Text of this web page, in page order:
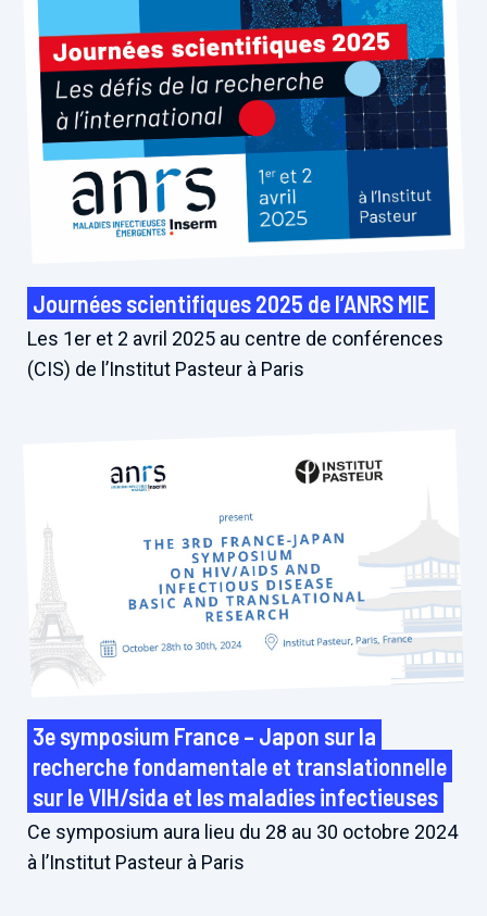
Journées scientifiques 2025 de l’ANRS MIE
Les 1er et 2 avril 2025 au centre de conférences
(CIS) de l’Institut Pasteur à Paris
3e symposium France – Japon sur la
recherche fondamentale et translationnelle
sur le VIH/sida et les maladies infectieuses
Ce symposium aura lieu du 28 au 30 octobre 2024
à l’Institut Pasteur à Paris